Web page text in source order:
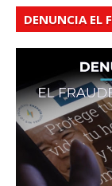
DENUNCIA EL